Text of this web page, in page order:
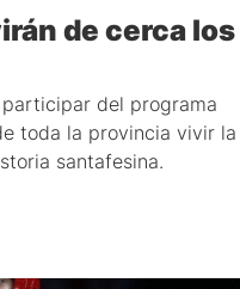
de cerca los
del programa
toda la provincia vivir la
santafesina.